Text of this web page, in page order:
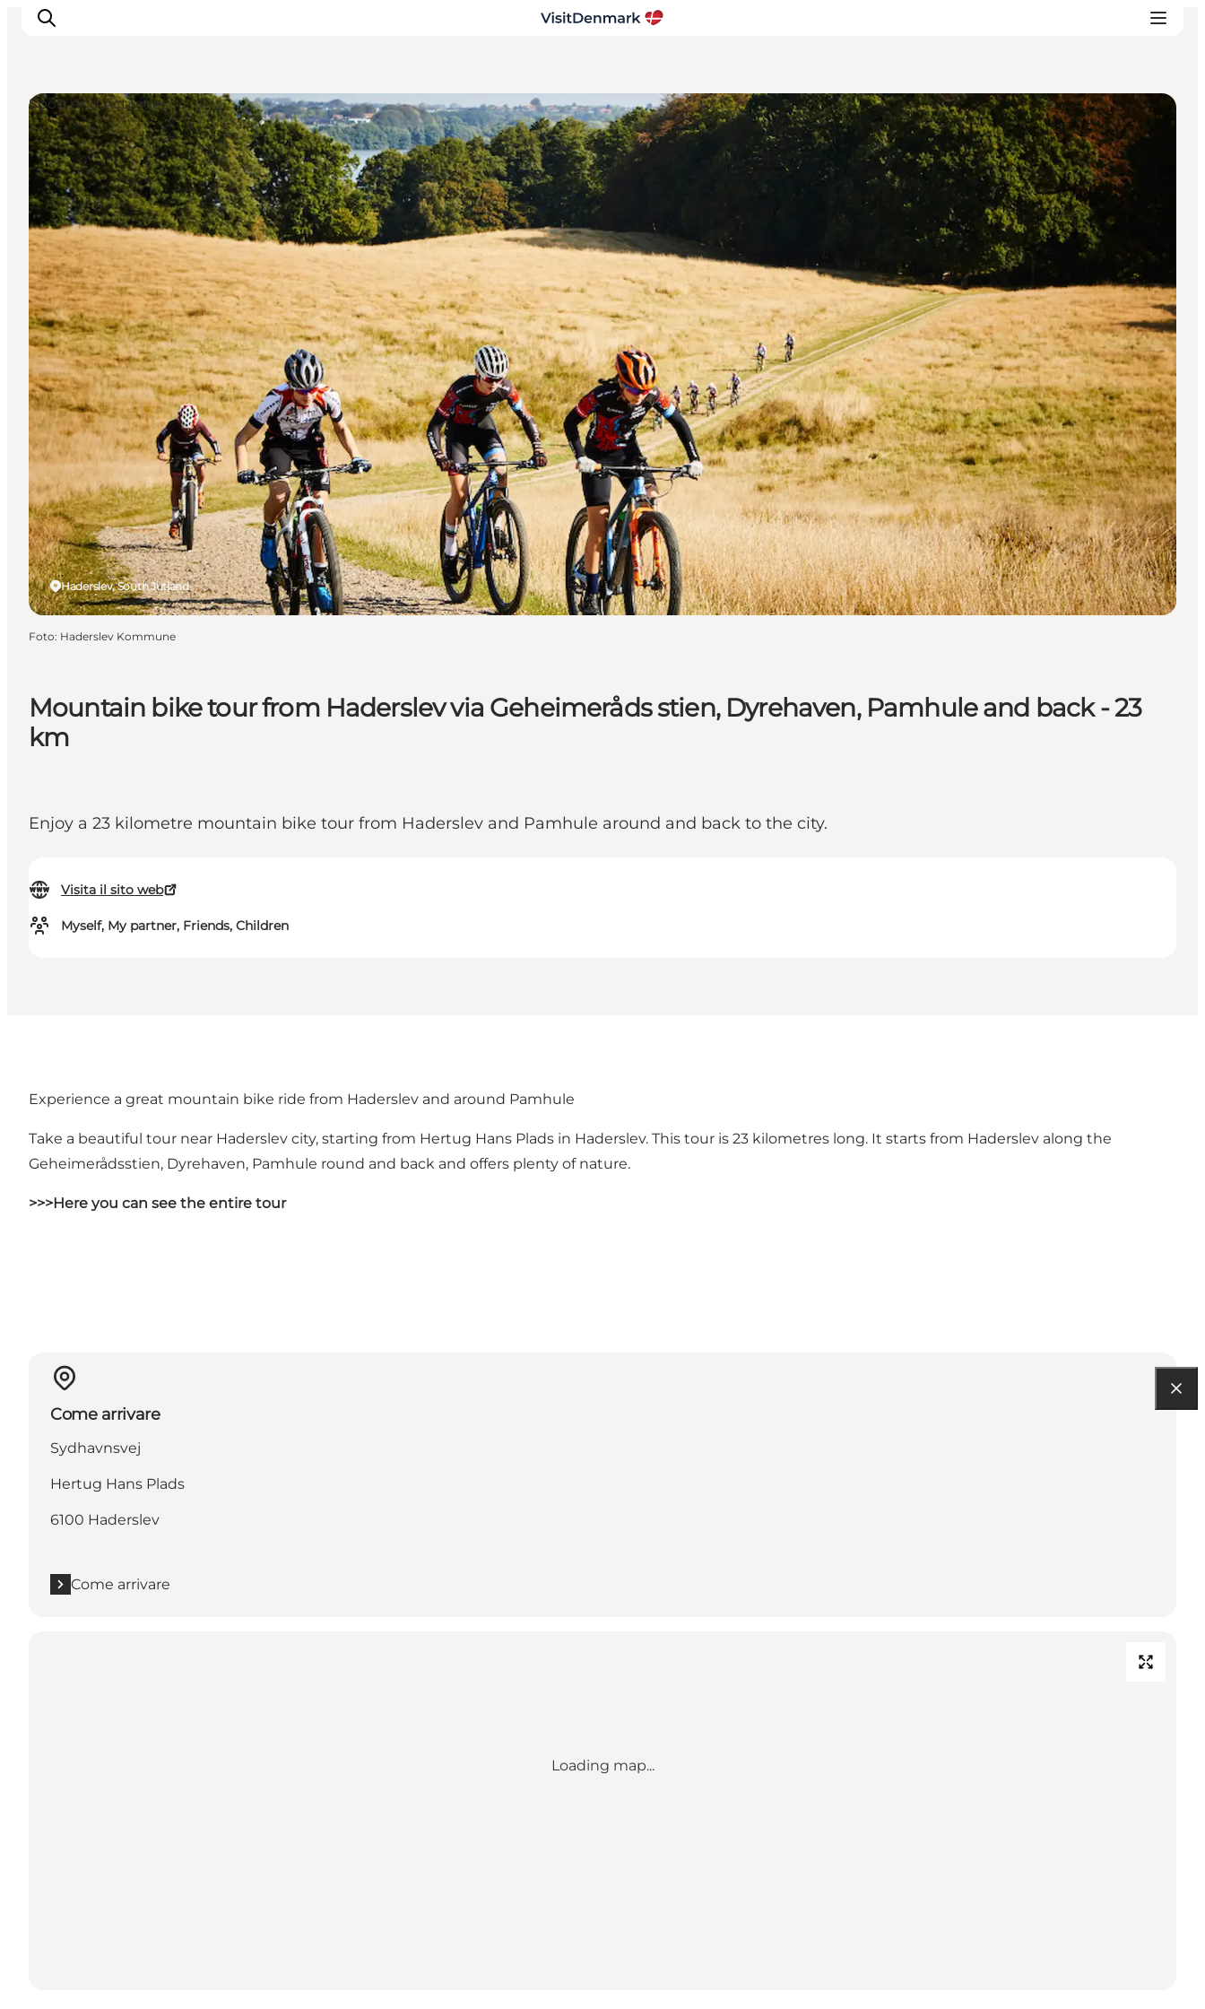
Ispirazioni
Dove andare
Cosa fare
Dove dormire
Pianifica il viaggio
Mountain bike tour from Haderslev via Geheimeråds stien, Dyrehaven, Pamhule and back - 23
km
Enjoy a 23 kilometre mountain bike tour from Haderslev and Pamhule around and back to the city.
Visita il sito web
Myself, My partner, Friends, Children
Haderslev, South Jutland
Sport and Activities
Foto: Haderslev Kommune
Experience a great mountain bike ride from Haderslev and around Pamhule
Take a beautiful tour near Haderslev city, starting from Hertug Hans Plads in Haderslev. This tour is 23 kilometres long. It starts from Haderslev along the
Geheimerådsstien, Dyrehaven, Pamhule round and back and offers plenty of nature.
>>>Here you can see the entire tour
Come arrivare
Sydhavnsvej
Hertug Hans Plads
6100 Haderslev
Come arrivare
Loading map...